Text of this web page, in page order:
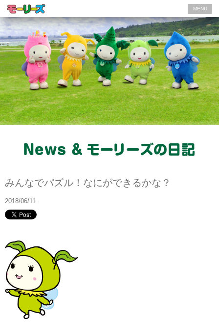
MENU
みんなでパズル！なにができるかな？
2018/06/11